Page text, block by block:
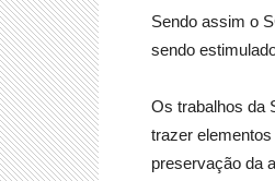
Sendo assim o
sendo
Os trabalhos da
trazer
preservação da